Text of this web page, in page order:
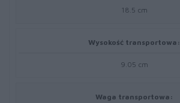
18.5 cm
Wysokość transportowa:
9.05 cm
Waga transportowa: